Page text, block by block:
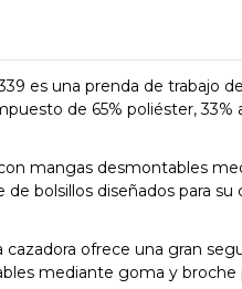
es una prenda de trabajo
de 65% poliéster,
mangas desmontables
de bolsillos diseñados para
ofrece una gran
mediante goma y